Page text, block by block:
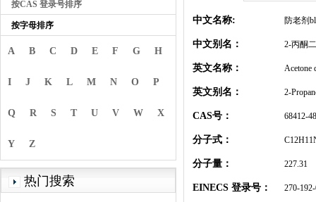
按CAS 登录号排序
按字母排序
A B C D E F G H
I J K L M N O P
Q R S T U V W X
Y Z
热门搜索
中文名称: 防老剂
中文别名： 2-丙酮
英文名称： Acetone
英文别名： 2-
CAS号： 68412-
分子式：
分子量： 227.31
EINECS 登录号： 270-